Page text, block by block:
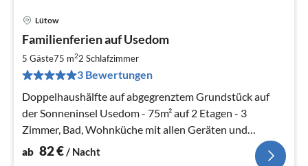
Lütow
Familienferien auf Usedom
5 Gäste75 m22 Schlafzimmer
3 Bewertungen
Doppelhaushälfte auf abgegrenztem Grundstück auf
der Sonneninsel Usedom - 75m² auf 2 Etagen - 3
Zimmer, Bad, Wohnküche mit allen Geräten und
sonniger Terrasse
ab 82€/ Nacht